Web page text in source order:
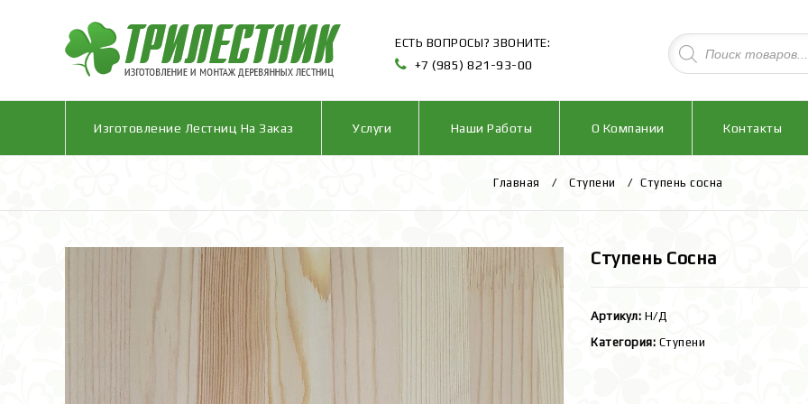
ЕСТЬ ВОПРОСЫ? ЗВОНИТЕ:
+7 (985) 821-93-00
Изготовление Лестниц На Заказ Услуги Наши Работы О Компании Контакты
Главная / Ступени / Ступень сосна
Ступень Сосна
Артикул: Н/Д
Категория: Ступени